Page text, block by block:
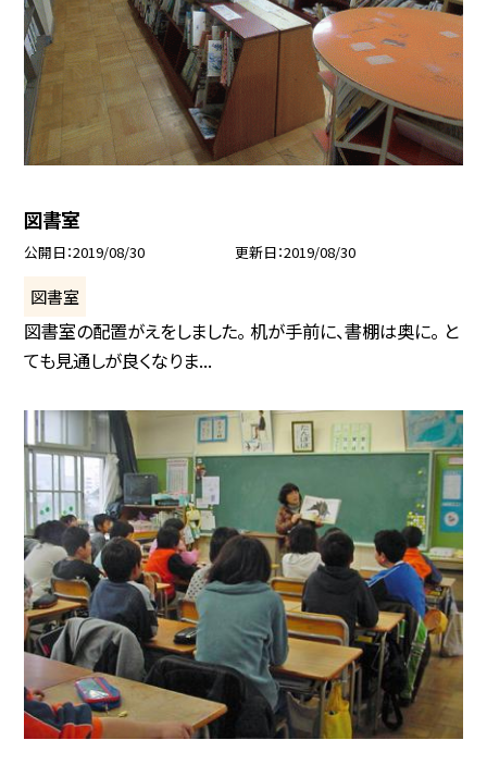
図書室
公開日 2019/08/30 更新日 2019/08/30
図書室
図書室の配置がえをしました。 机が手前に、書棚は奥に。 と
ても見通しが良くなりま...